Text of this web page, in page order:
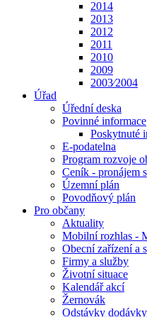
2014
2013
2012
2011
2010
2009
2003⁄2004
Úřad
Úřední deska
Povinné informace
Poskytnuté
E-podatelna
Program rozvoje
Ceník - pronájem
Územní plán
Povodňový plán
Pro občany
Aktuality
Mobilní rozhlas -
Obecní zařízení a
Firmy a služby
Životní situace
Kalendář akcí
Žernovák
Odstávky